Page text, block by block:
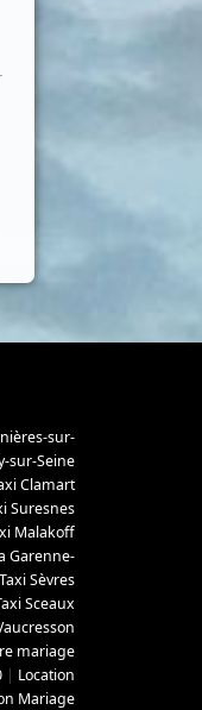
sur-
sur-Seine
Clamart
Suresnes
Malakoff
Garenne-
Taxi Sèvres
Sceaux
mariage
| Location
Mariage